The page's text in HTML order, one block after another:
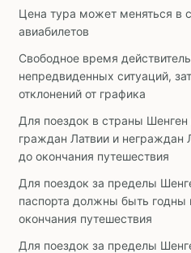
Цена тура может меняться в
авиабилетов
Свободное время
непредвиденных ситуаций,
отклонений от графика
Для поездок в страны Шенген
граждан Латвии и
до окончания путешествия
Для поездок за пределы
паспорта должны быть
окончания путешествия
Для поездок за пределы